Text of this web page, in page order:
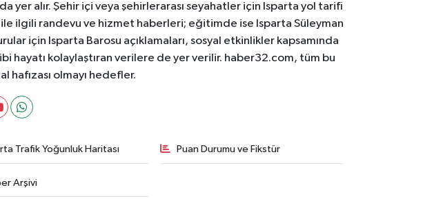
yer alır. Şehir içi veya şehirlerarası seyahatler için Isparta yol tarifi
ilgili randevu ve hizmet haberleri; eğitimde ise Isparta Süleyman
için Isparta Barosu açıklamaları, sosyal etkinlikler kapsamında
kolaylaştıran verilere de yer verilir. haber32.com, tüm bu
olmayı hedefler.
Trafik Yoğunluk Haritası Puan Durumu ve Fikstür
Arşivi